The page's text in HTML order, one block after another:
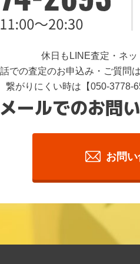
休日もLINE査定・ネッ
での査定のお申込み・ご質問
繋がりにくい時は【050-3778-
メールでのお問
お問